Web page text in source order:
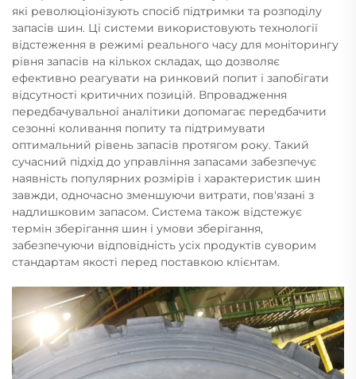
які революціонізують спосіб підтримки та розподілу
запасів шин. Ці системи використовують технології
відстеження в режимі реального часу для моніторингу
рівня запасів на кількох складах, що дозволяє
ефективно реагувати на ринковий попит і запобігати
відсутності критичних позицій. Впровадження
передбачувальної аналітики допомагає передбачити
сезонні коливання попиту та підтримувати
оптимальний рівень запасів протягом року. Такий
сучасний підхід до управління запасами забезпечує
наявність популярних розмірів і характеристик шин
завжди, одночасно зменшуючи витрати, пов'язані з
надлишковим запасом. Система також відстежує
термін зберігання шин і умови зберігання,
забезпечуючи відповідність усіх продуктів суворим
стандартам якості перед поставкою клієнтам.